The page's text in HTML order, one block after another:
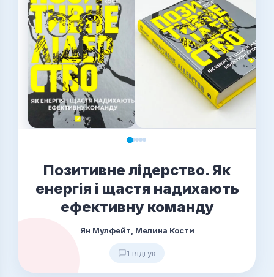
Позитивне лідерство. Як
енергія і щастя надихають
ефективну команду
Ян Мулфейт, Мелина Кости
1 відгук